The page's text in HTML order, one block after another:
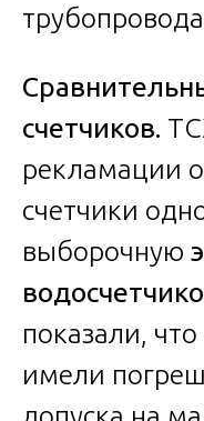
счетчиков.
рекламации
счетчики
выборочную
показали,
имели